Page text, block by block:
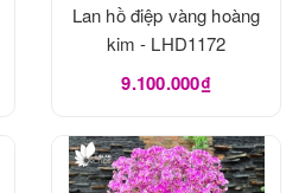
Lan hồ điệp vàng hoàng
kim - LHD1172
9.100.000₫